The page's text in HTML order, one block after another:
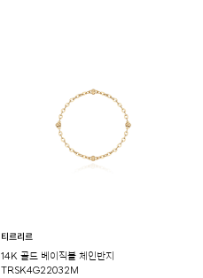
티르리르
14K 골드 베이직볼 체인반지
TRSK4G22032M